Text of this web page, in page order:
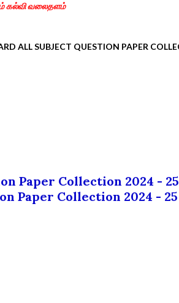
கல்வி வலைதளம்
ALL SUBJECT QUESTION PAPER
Paper Collection 2024 - 25
Paper Collection 2024 - 25